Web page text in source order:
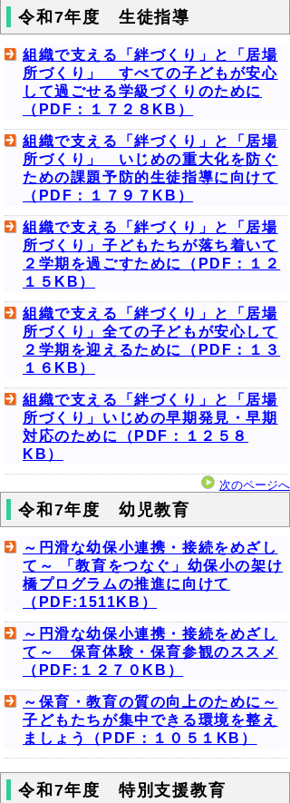
令和7年度 生徒指導
組織で支える「絆づくり」と「居場
所づくり」 すべての子どもが安心
して過ごせる学級づくりのために
（PDF：１７２８KB）
組織で支える「絆づくり」と「居場
所づくり」 いじめの重大化を防ぐ
ための課題予防的生徒指導に向けて
（PDF：１７９７KB）
組織で支える「絆づくり」と「居場
所づくり」子どもたちが落ち着いて
２学期を過ごすために（PDF：１２
１５KB）
組織で支える「絆づくり」と「居場
所づくり」全ての子どもが安心して
２学期を迎えるために（PDF：１３
１６KB）
組織で支える「絆づくり」と「居場
所づくり」いじめの早期発見・早期
対応のために（PDF：１２５８
KB）
次のページへ
令和7年度 幼児教育
～円滑な幼保小連携・接続をめざし
て～ 「教育をつなぐ」幼保小の架け
橋プログラムの推進に向けて
（PDF:1511KB）
～円滑な幼保小連携・接続をめざし
て～ 保育体験・保育参観のススメ
（PDF:１２７０KB）
～保育・教育の質の向上のために～
子どもたちが集中できる環境を整え
ましょう（PDF：１０５１KB）
令和7年度 特別支援教育